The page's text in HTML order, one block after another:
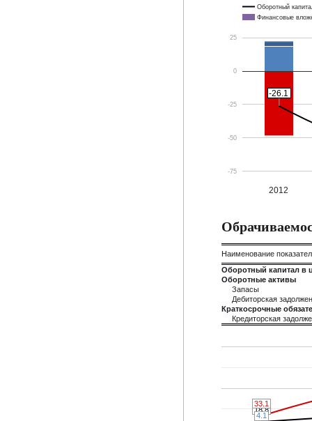
Оборотный
Финансовые
2012
-75
-50
-25
0
25
-26.1
-26.1
Наименование
Оборотный капитал в
Оборотные активы
Запасы
Дебиторская
Краткосрочные
Кредиторская
18.8
18.8
4.1
4.1
33.1
33.1